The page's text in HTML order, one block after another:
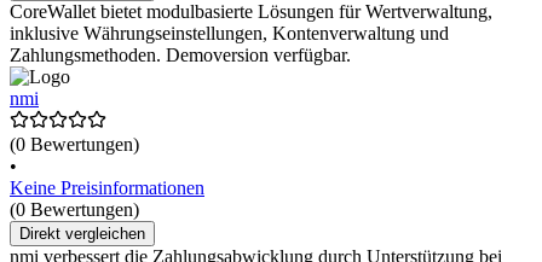
CoreWallet bietet modulbasierte Lösungen für Wertverwaltung,
inklusive Währungseinstellungen, Kontenverwaltung und
Zahlungsmethoden. Demoversion verfügbar.
nmi
(0 Bewertungen)
•
Keine Preisinformationen
(0 Bewertungen)
Direkt vergleichen
nmi verbessert die Zahlungsabwicklung durch Unterstützung bei